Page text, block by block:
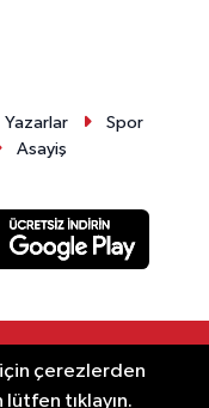
Yazarlar
Spor
Asayiş
çerezlerden
tıklayın.